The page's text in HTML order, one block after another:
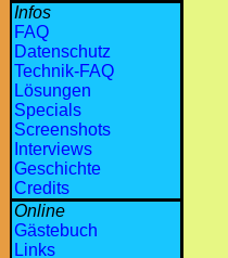
Infos
FAQ
Datenschutz
Technik-FAQ
Lösungen
Specials
Screenshots
Interviews
Geschichte
Credits
Online
Gästebuch
Links